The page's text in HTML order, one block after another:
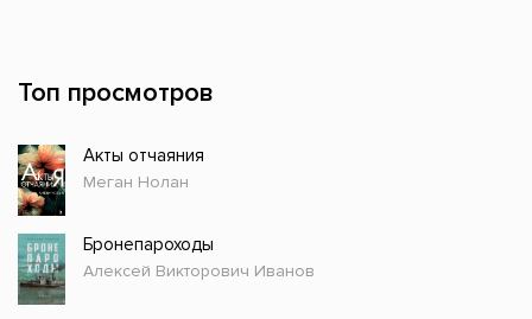
Топ просмотров
Акты отчаяния
Меган Нолан
Бронепароходы
Алексей Викторович Иванов